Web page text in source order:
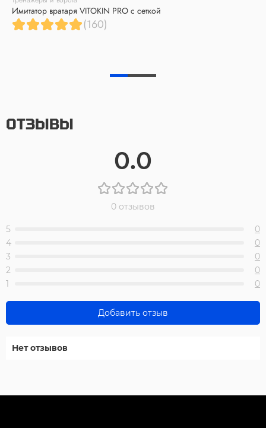
Имитатор вратаря VITOKIN PRO с сеткой
(160)
ОТЗЫВЫ
0.0
0 отзывов
5
0
4
0
3
0
2
0
1
0
Добавить отзыв
Нет отзывов